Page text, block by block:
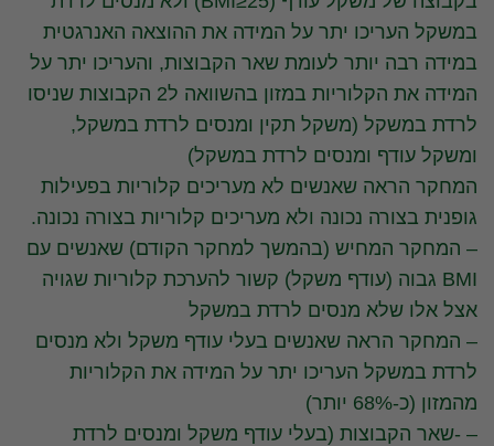
במשקל העריכו יתר על המידה את ההוצאה האנרגטית
במידה רבה יותר לעומת שאר הקבוצות, והעריכו יתר על
המידה את הקלוריות במזון בהשוואה ל2 הקבוצות שניסו
לרדת במשקל (משקל תקין ומנסים לרדת במשקל,
ומשקל עודף ומנסים לרדת במשקל)
המחקר הראה שאנשים לא מעריכים קלוריות בפעילות
גופנית בצורה נכונה ולא מעריכים קלוריות בצורה נכונה.
– המחקר המחיש (בהמשך למחקר הקודם) שאנשים עם
BMI גבוה (עודף משקל) קשור להערכת קלוריות שגויה
אצל אלו שלא מנסים לרדת במשקל
– המחקר הראה שאנשים בעלי עודף משקל ולא מנסים
לרדת במשקל העריכו יתר על המידה את הקלוריות
מהמזון (כ-68% יותר)
– -שאר הקבוצות (בעלי עודף משקל ומנסים לרדת